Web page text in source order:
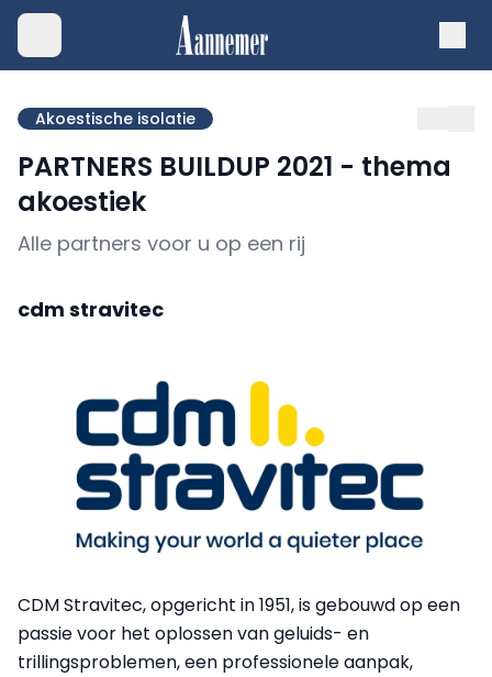
Akoestische isolatie
PARTNERS BUILDUP 2021 - thema
akoestiek
Alle partners voor u op een rij
cdm stravitec
CDM Stravitec, opgericht in 1951, is gebouwd op een
passie voor het oplossen van geluids- en
trillingsproblemen, een professionele aanpak,